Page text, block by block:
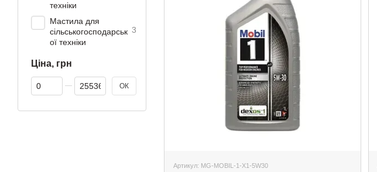
Артикул: MG-MOBIL-1-X1-5W30
техніки
Мастила для
сільськогосподарськ
ої техніки
3
Ціна, грн
Від Ціна, грн
До Ціна, грн ОК